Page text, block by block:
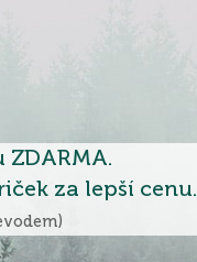
za lepší cenu.